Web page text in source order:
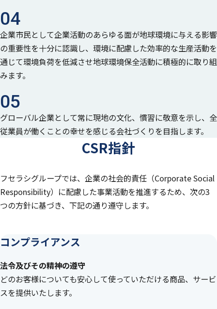
04
企業市民として企業活動のあらゆる面が地球環境に与える影響
の重要性を十分に認識し、 環境に配慮した効率的な生産活動を
通じて環境負荷を低減させ地球環境保全活動に積極的に取り組
みます。
05
グローバル企業として常に現地の文化、慣習に敬意を示し、全
従業員が働くことの幸せを感じる会社づくりを目指します。
CSR指針
フセラシグループでは、企業の社会的責任（Corporate Social
Responsibility）に配慮した事業活動を推進するため、 次の3
つの方針に基づき、下記の通り遵守します。
コンプライアンス
法令及びその精神の遵守
どのお客様についても安心して使っていただける商品、サービ
スを提供いたします。